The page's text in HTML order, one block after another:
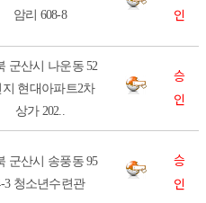
암리 608-8
인
군산시 나운동 52
지 현대아파트2차
상가 202..
승
인
군산시 송풍동 95
3 청소년수련관
승
인